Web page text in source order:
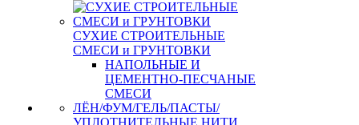
СУХИЕ СТРОИТЕЛЬНЫЕ
СМЕСИ и ГРУНТОВКИ
НАПОЛЬНЫЕ И
ЦЕМЕНТНО-ПЕСЧАНЫЕ
СМЕСИ
ЛЁН/ФУМ/ГЕЛЬ/ПАСТЫ/
УПЛОТНИТЕЛЬНЫЕ НИТИ